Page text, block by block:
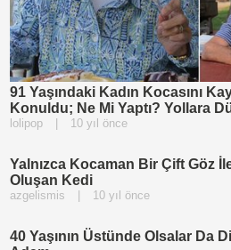
91 Yaşındaki Kadın Kocasını
Konuldu; Ne Mi Yaptı? Yollara
lolipop | 10 yıl önce
Yalnızca Kocaman Bir Çift Göz
Oluşan Kedi
azgelismis | 10 yıl önce
40 Yaşının Üstünde Olsalar Da